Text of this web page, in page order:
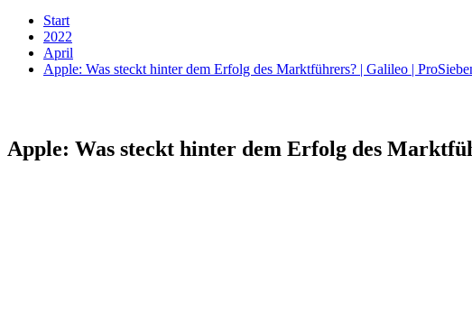
Start
2022
April
Apple: Was steckt hinter dem Erfolg des Marktführers? | Galileo |
Apple: Was steckt hinter dem Erfolg des